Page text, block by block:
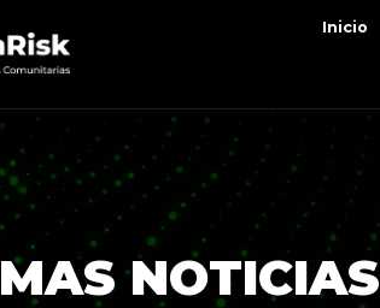
Inicio
NOTICIAS